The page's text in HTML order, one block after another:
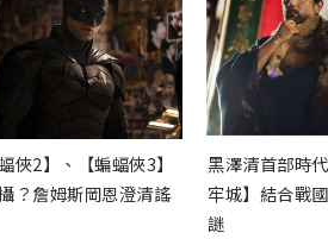
俠2】、【蝙蝠俠3】
？詹姆斯岡恩澄清謠
黑澤清首部時
牢城】結合戰
謎